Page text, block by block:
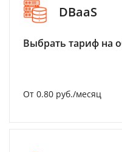
DBaaS
Выбрать тариф на
От 0.80 руб./месяц